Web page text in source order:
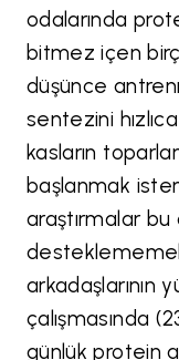
odalarında
bitmez içen
düşünce
sentezini
kasların
başlanmak
araştırmalar
arkadaşlarının
çalışmasında
günlük protein